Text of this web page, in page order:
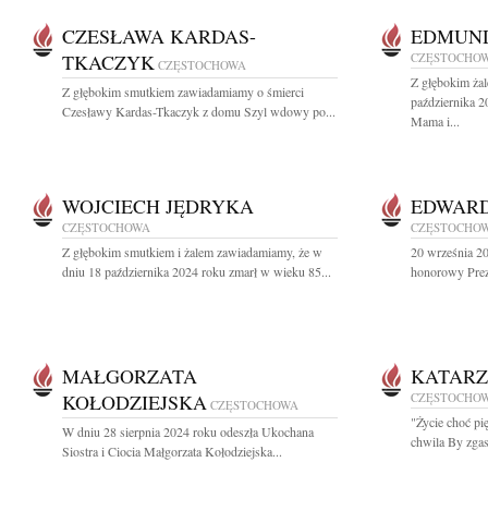
CZESŁAWA KARDAS-
TKACZYK CZĘSTOCHOWA
Z głębokim smutkiem zawiadamiamy o śmierci
Czesławy Kardas-Tkaczyk z domu Szyl wdowy po...
Z głębokim
października
Mama i...
WOJCIECH JĘDRYKA
CZĘSTOCHOWA
Z głębokim smutkiem i żalem zawiadamiamy, że w
dniu 18 października 2024 roku zmarł w wieku 85...
20 września
honorowy
MAŁGORZATA
KOŁODZIEJSKA CZĘSTOCHOWA
W dniu 28 sierpnia 2024 roku odeszła Ukochana
Siostra i Ciocia Małgorzata Kołodziejska...
"Życie choć
chwila By